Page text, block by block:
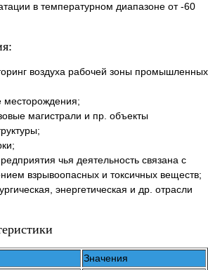
в температурном диапазоне от -60
воздуха рабочей зоны промышленных
месторождения;
магистрали и пр. объекты
чья деятельность связана с
взрывоопасных и токсичных веществ;
энергетическая и др. отрасли
Значения